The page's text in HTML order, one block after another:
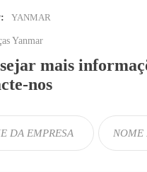
YANMAR
Yanmar
mais
nos